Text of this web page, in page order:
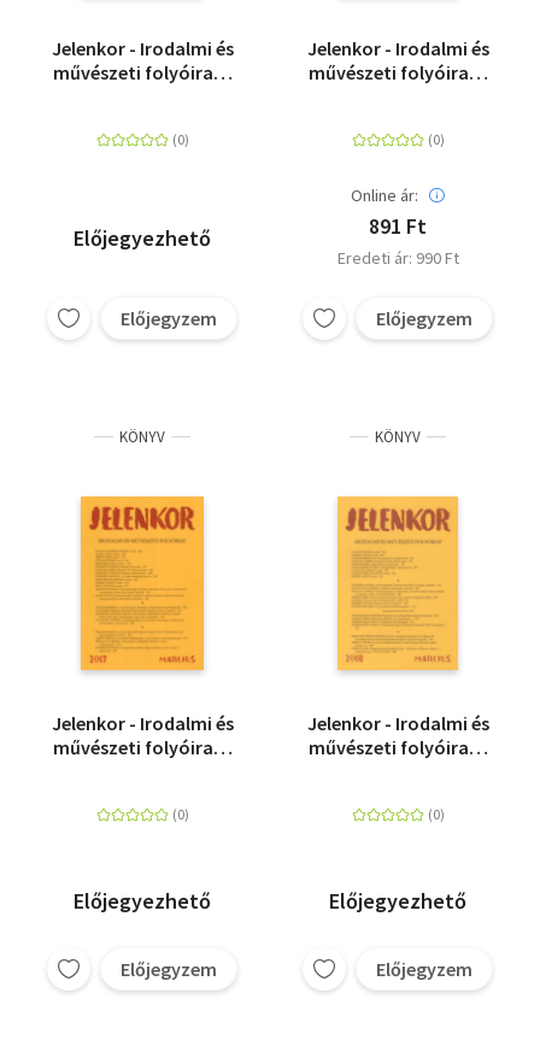
Jelenkor - Irodalmi és
művészeti folyóirat -
Előjegyezhető
Előjegyzem
Jelenkor - Irodalmi és
művészeti folyóirat -
Online ár:
891 Ft
Eredeti ár: 990 Ft
Előjegyzem
KÖNYV
Jelenkor - Irodalmi és
művészeti folyóirat -
Előjegyezhető
Előjegyzem
KÖNYV
Jelenkor - Irodalmi és
művészeti folyóirat -
Előjegyezhető
Előjegyzem